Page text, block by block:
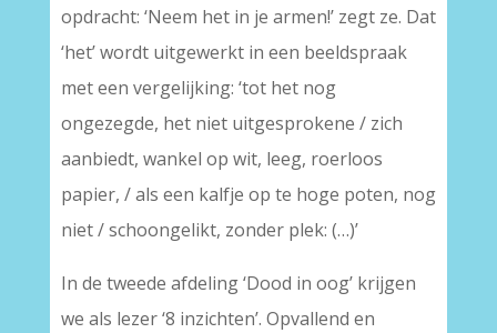
opdracht: ‘Neem het in je armen!’ zegt ze. Dat
‘het’ wordt uitgewerkt in een beeldspraak
met een vergelijking: ‘tot het nog
ongezegde, het niet uitgesprokene / zich
aanbiedt, wankel op wit, leeg, roerloos
papier, / als een kalfje op te hoge poten, nog
niet / schoongelikt, zonder plek: (…)’
In de tweede afdeling ‘Dood in oog’ krijgen
we als lezer ‘8 inzichten’. Opvallend en